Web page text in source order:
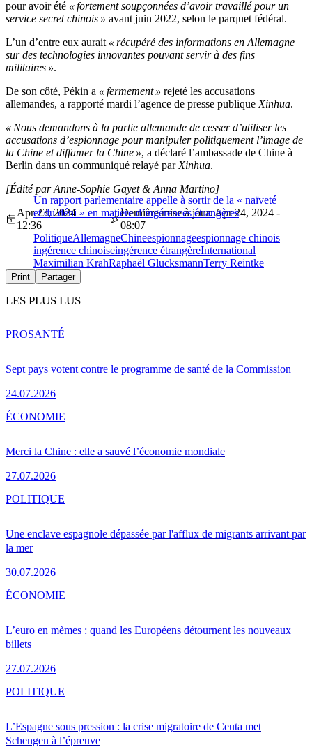
pour avoir été « fortement soupçonnées d’avoir travaillé pour un
service secret chinois » avant juin 2022, selon le parquet fédéral.
L’un d’entre eux aurait « récupéré des informations en Allemagne
sur des technologies innovantes pouvant servir à des fins
militaires ».
De son côté, Pékin a « fermement » rejeté les accusations
allemandes, a rapporté mardi l’agence de presse publique Xinhua.
« Nous demandons à la partie allemande de cesser d’utiliser les
accusations d’espionnage pour manipuler politiquement l’image de
la Chine et diffamer la Chine », a déclaré l’ambassade de Chine à
Berlin dans un communiqué relayé par Xinhua.
Un rapport parlementaire appelle à sortir de la « naïveté
et du déni » en matière d’ingérences étrangères
[Édité par Anne-Sophie Gayet & Anna Martino]
Apr 23, 2024 -
12:36
Dernière mise à jour: Apr 24, 2024 -
08:07
PolitiqueAllemagneChineespionnageespionnage chinois
ingérence chinoiseingérence étrangèreInternational
Maximilian KrahRaphaël GlucksmannTerry Reintke
Print Partager
LES PLUS LUS
Sept pays votent contre le programme de santé de la Commission
24.07.2026
PROSANTÉ
Merci la Chine : elle a sauvé l’économie mondiale
27.07.2026
ÉCONOMIE
Une enclave espagnole dépassée par l'afflux de migrants arrivant par
la mer
30.07.2026
POLITIQUE
L’euro en mèmes : quand les Européens détournent les nouveaux
billets
27.07.2026
ÉCONOMIE
L’Espagne sous pression : la crise migratoire de Ceuta met
Schengen à l’épreuve
POLITIQUE